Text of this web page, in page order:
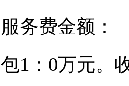
务费金额：
1：0万元。